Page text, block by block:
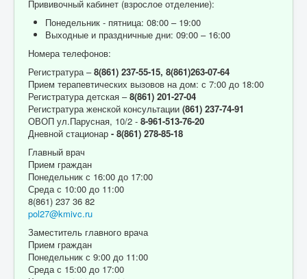
Прививочный кабинет (взрослое отделение):
Понедельник - пятница: 08:00 – 19:00
Выходные и праздничные дни: 09:00 – 16:00
Номера телефонов:
Регистратура –8(861) 237-55-15, 8(861)263-07-64
Прием терапевтических вызовов на дом: с 7:00 до 18:00
Регистратура детская –8(861) 201-27-04
Регистратура женской консультации (861) 237-74-91
ОВОП ул.Парусная, 10/2 - 8-961-513-76-20
Дневной стационар - 8(861) 278-85-18
Главный врач
Прием граждан
Понедельник с 16:00 до 17:00
Среда с 10:00 до 11:00
8(861) 237 36 82
pol27@kmivc.ru
Заместитель главного врача
Прием граждан
Понедельник с 9:00 до 11:00
Среда с 15:00 до 17:00